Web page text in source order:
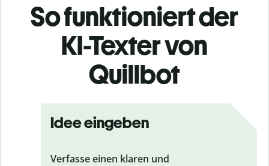
So funktioniert der
KI-Texter von
Quillbot
Idee eingeben
Verfasse einen klaren und